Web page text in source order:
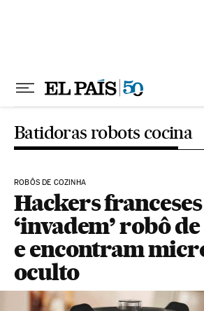
Batidoras robots cocina
ROBÔS DE COZINHA
Hackers franceses
‘invadem’ robô
e encontram
oculto